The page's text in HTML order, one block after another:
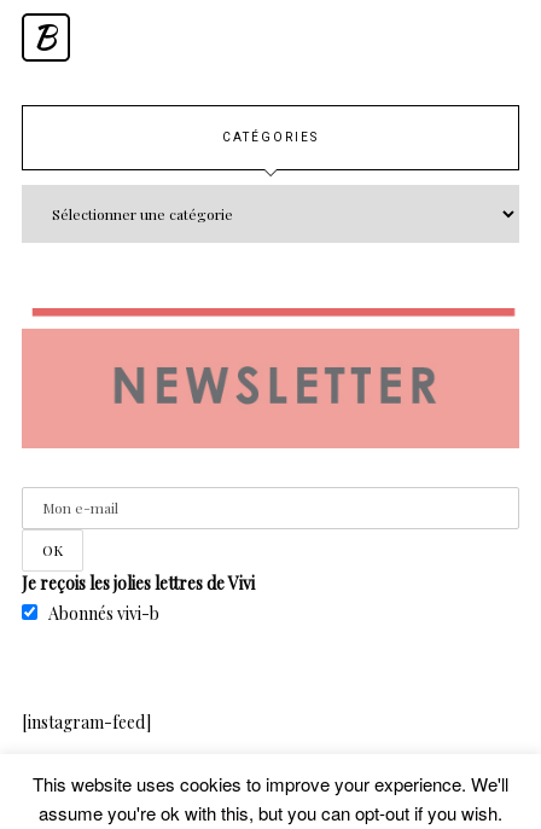
B
CATÉGORIES
Je reçois les jolies lettres de Vivi
Abonnés vivi-b
[instagram-feed]
This website uses cookies to improve your experience. We'll
assume you're ok with this, but you can opt-out if you wish.